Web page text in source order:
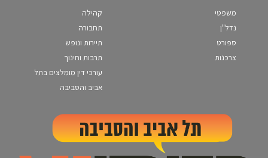
משפטי
נדל"ן
ספורט
צרכנות
קהילה
תחבורה
תיירות ונופש
תרבות וחינוך
עורכי דין מומלצים בתל
אביב והסביבה